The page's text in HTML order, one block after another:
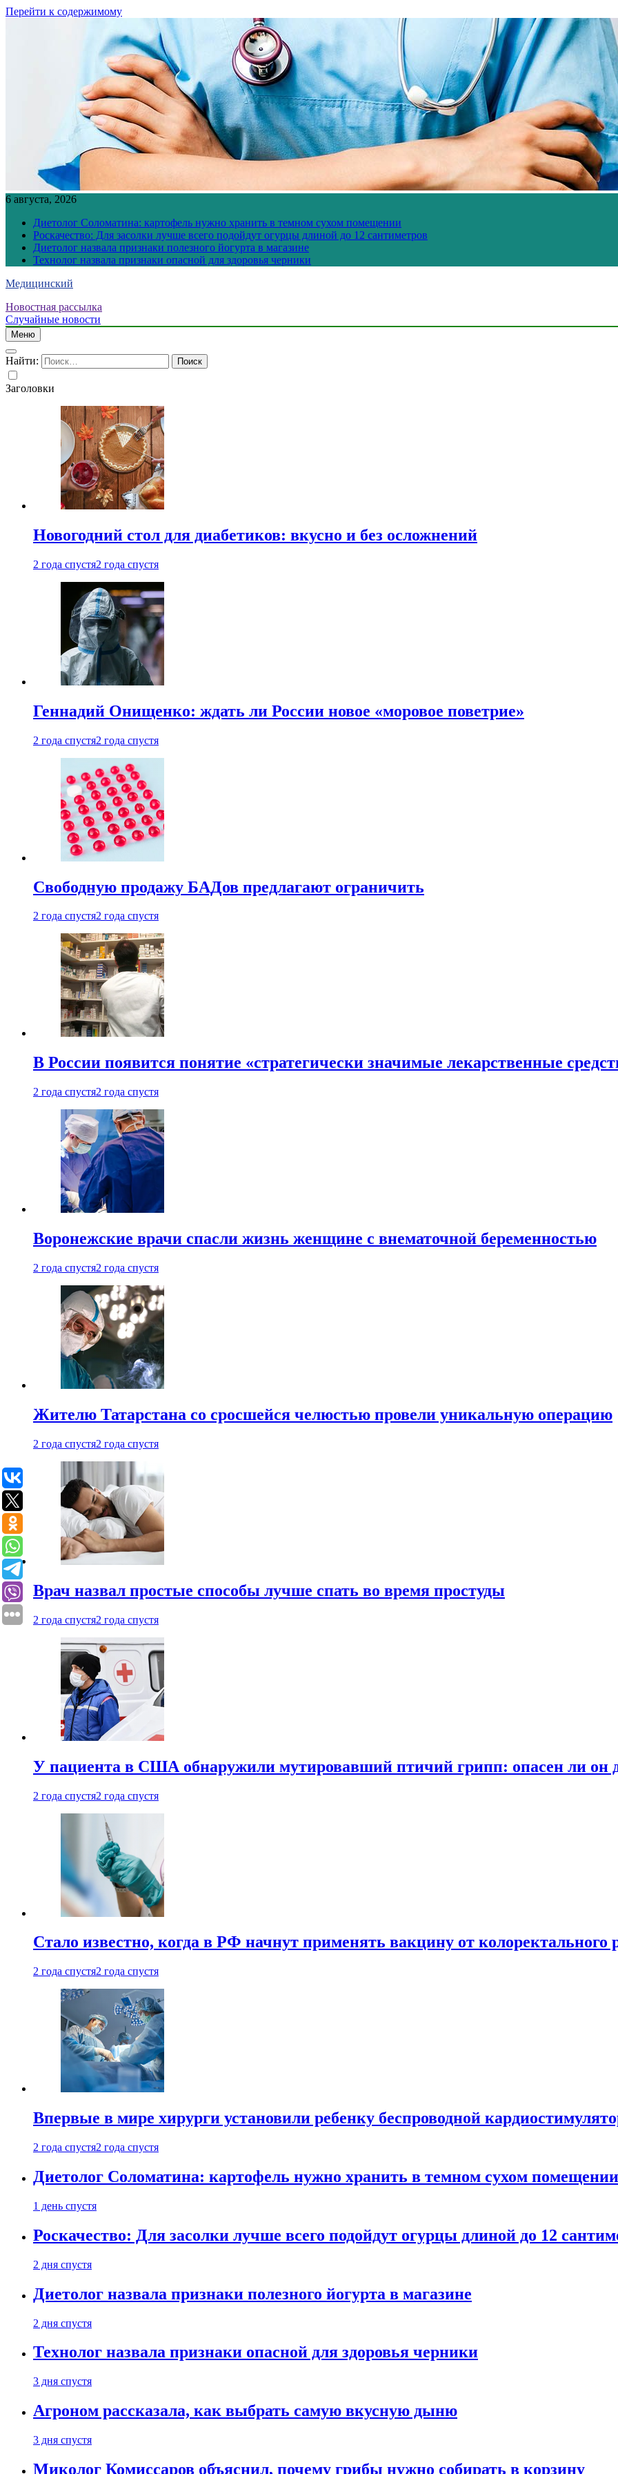
Перейти к содержимому
6 августа, 2026
Диетолог Соломатина: картофель нужно хранить в темном сухом помещении
Роскачество: Для засолки лучше всего подойдут огурцы длиной до 12 сантиметров
Диетолог назвала признаки полезного йогурта в магазине
Технолог назвала признаки опасной для здоровья черники
Медицинский
Новостная рассылка
Случайные новости
Меню
Найти:
Заголовки
Новогодний стол для диабетиков: вкусно и без осложнений
2 года спустя2 года спустя
Геннадий Онищенко: ждать ли России новое «моровое поветрие»
2 года спустя2 года спустя
Свободную продажу БАДов предлагают ограничить
2 года спустя2 года спустя
В России появится понятие «стратегически значимые лекарственные
2 года спустя2 года спустя
Воронежские врачи спасли жизнь женщине с внематочной беременностью
2 года спустя2 года спустя
Жителю Татарстана со сросшейся челюстью провели уникальную операцию
2 года спустя2 года спустя
Врач назвал простые способы лучше спать во время простуды
2 года спустя2 года спустя
У пациента в США обнаружили мутировавший птичий грипп: опасен ли он
2 года спустя2 года спустя
Стало известно, когда в РФ начнут применять вакцину от колоректального
2 года спустя2 года спустя
Впервые в мире хирурги установили ребенку беспроводной
2 года спустя2 года спустя
Диетолог Соломатина: картофель нужно хранить в темном сухом помещении
1 день спустя
Роскачество: Для засолки лучше всего подойдут огурцы длиной до 12
2 дня спустя
Диетолог назвала признаки полезного йогурта в магазине
2 дня спустя
Технолог назвала признаки опасной для здоровья черники
3 дня спустя
Агроном рассказала, как выбрать самую вкусную дыню
3 дня спустя
Миколог Комиссаров объяснил, почему грибы нужно собирать в корзину